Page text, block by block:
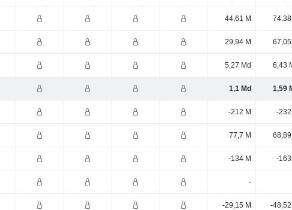
44,61 M 74,38
29,94 M 67,05
5,27 Md 6,43
1,1 Md 1,59
-212 M -232
77,7 M 68,89
-134 M -163
-
-29,15 M -48,52